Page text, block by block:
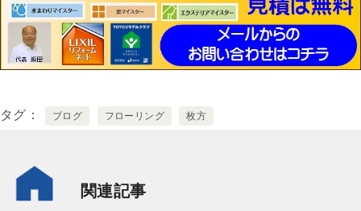
タグ ブログ フローリング 枚方
関連記事